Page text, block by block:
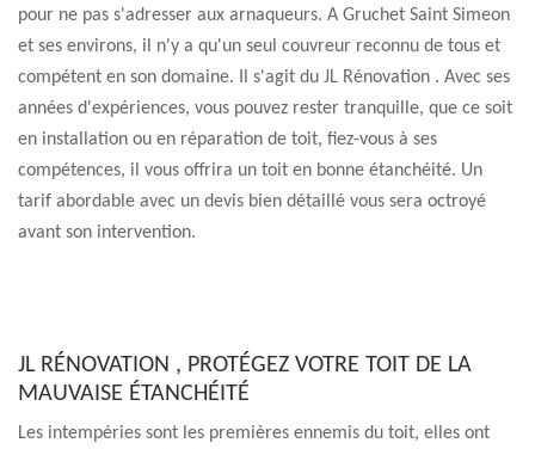
pour ne pas s'adresser aux arnaqueurs. A Gruchet Saint Simeon
et ses environs, il n'y a qu'un seul couvreur reconnu de tous et
compétent en son domaine. Il s'agit du JL Rénovation . Avec ses
années d'expériences, vous pouvez rester tranquille, que ce soit
en installation ou en réparation de toit, fiez-vous à ses
compétences, il vous offrira un toit en bonne étanchéité. Un
tarif abordable avec un devis bien détaillé vous sera octroyé
avant son intervention.
JL RÉNOVATION , PROTÉGEZ VOTRE TOIT DE LA
MAUVAISE ÉTANCHÉITÉ
Les intempéries sont les premières ennemis du toit, elles ont